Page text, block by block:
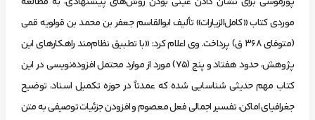
موردی کتاب «کامل‌الزیارات» تألیف ابوالقاسم جعفر بن محمد بن قولویه قمی
(متوفای ۳۶۸ ق) پرداخت. وی اعلام کرد: «با تطبیق نظام‌مند راهکارهای این
پژوهش، حدود هفتاد و پنج (۷۵) مورد از موارد محتمل افزوده‌نویسی در این
کتاب مهم حدیثی شناسایی شده که عمدتاً در حوزه تکمیل اسناد، توضیح
جغرافیای اماکن، تفسیر اجمالی فعل معصوم و افزودن جزئیات توصیفی به متن